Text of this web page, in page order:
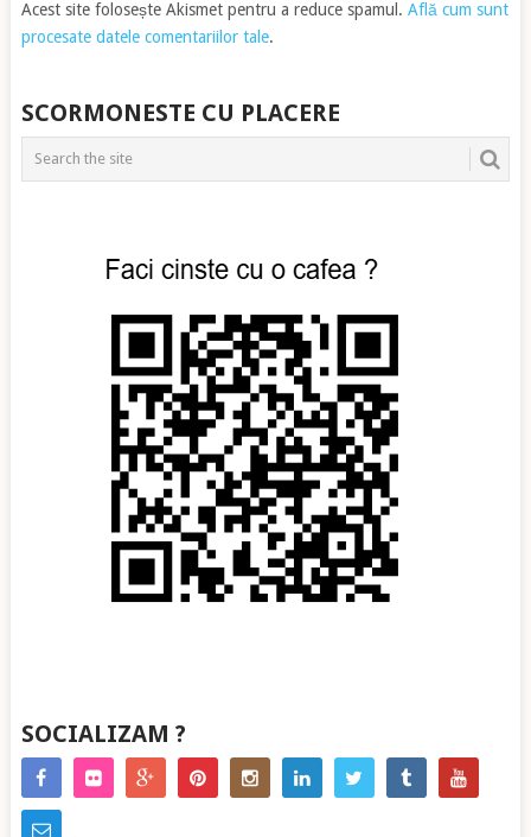
Acest site folosește Akismet pentru a reduce spamul. Află cum sunt
procesate datele comentariilor tale.
SCORMONESTE CU PLACERE
SOCIALIZAM ?